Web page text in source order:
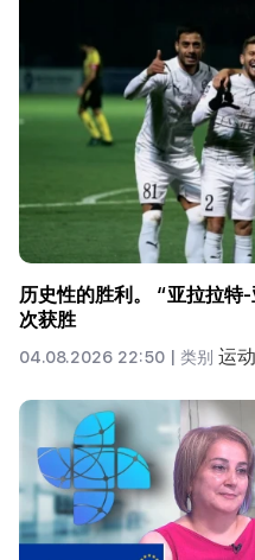
历史性的胜利。 “亚拉拉特
次获胜
04.08.2026 22:50 | 类别 运动